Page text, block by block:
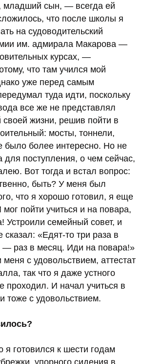
младший сын, — всегда ей
что после школы я
на судоводительский
им. адмирала Макарова —
курсах, —
что там учился мой
уже перед самым
туда идти, поскольку
все же не представлял
жизни, решив пойти в
мосты, тоннели,
было более интересно. Но не
поступления, о чем сейчас,
Вот тогда и встал вопрос:
быть? У меня был
что я хорошо готовил, я еще
пойти учиться и на повара,
Устроили семейный совет, и
«Едят-то три раза в
— раз в месяц. Иди на повара!»
с удовольствием, аттестат
так что я даже устного
проходил. И начал учиться в
с удовольствием.
готовился к шести годам
упорного сидения в